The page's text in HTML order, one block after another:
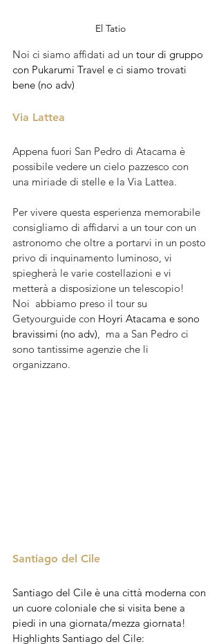
El Tatio
Noi ci siamo affidati ad un tour di gruppo
con Pukarumi Travel e ci siamo trovati
bene (no adv)
Via Lattea
Appena fuori San Pedro di Atacama è
possibile vedere un cielo pazzesco con
una miriade di stelle e la Via Lattea.
Per vivere questa esperienza memorabile
consigliamo di affidarvi a un tour con un
astronomo che oltre a portarvi in un posto
privo di inquinamento luminoso, vi
spiegherà le varie costellazioni e vi
metterà a disposizione un telescopio!
Noi  abbiamo preso il tour su
Getyourguide con Hoyri Atacama e sono
bravissimi (no adv),  ma a San Pedro ci
sono tantissime agenzie che li
organizzano.
Santiago del Cile
Santiago del Cile è una città moderna con
un cuore coloniale che si visita bene a
piedi in una giornata/mezza giornata!
Highlights Santiago del Cile: